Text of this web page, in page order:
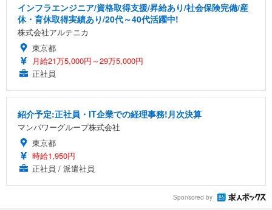
インフラエンジニア/資格取得支援/昇給あり/社会保険完備/産
休・育休取得実績あり/20代～40代活躍中!
株式会社アルテニカ
東京都
月給21万5,000円～29万5,000円
正社員
紹介予定:正社員・IT企業での経理事務!月次決算
マンパワーグループ株式会社
東京都
時給1,950円
正社員 / 派遣社員
Sponsored by